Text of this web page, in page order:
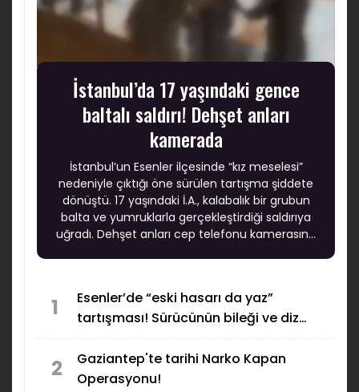
İstanbul’da 17 yaşındaki gence
baltalı saldırı! Dehşet anları
kamerada
İstanbul’un Esenler ilçesinde “kız meselesi”
nedeniyle çıktığı öne sürülen tartışma şiddete
dönüştü. 17 yaşındaki İ.A., kalabalık bir grubun
balta ve yumruklarla gerçekleştirdiği saldırıya
uğradı. Dehşet anları cep telefonu kamerasına
1
Esenler’de “eski hasarı da yaz”
tartışması! Sürücünün bileği ve diz
2
Gaziantep'te tarihi Narko Kapan
Operasyonu!